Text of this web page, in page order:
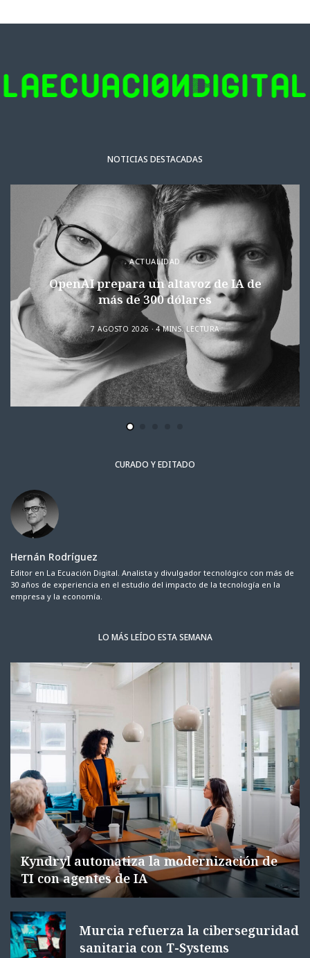
NOTICIAS DESTACADAS
ACTUALIDAD
OpenAI prepara un altavoz de IA de
más de 300 dólares
7 AGOSTO 2026 4 MINS. LECTURA
CURADO Y EDITADO
Hernán Rodríguez
Editor en La Ecuación Digital. Analista y divulgador tecnológico con más de
30 años de experiencia en el estudio del impacto de la tecnología en la
empresa y la economía.
LO MÁS LEÍDO ESTA SEMANA
Kyndryl automatiza la modernización de
TI con agentes de IA
Murcia refuerza la ciberseguridad
sanitaria con T-Systems